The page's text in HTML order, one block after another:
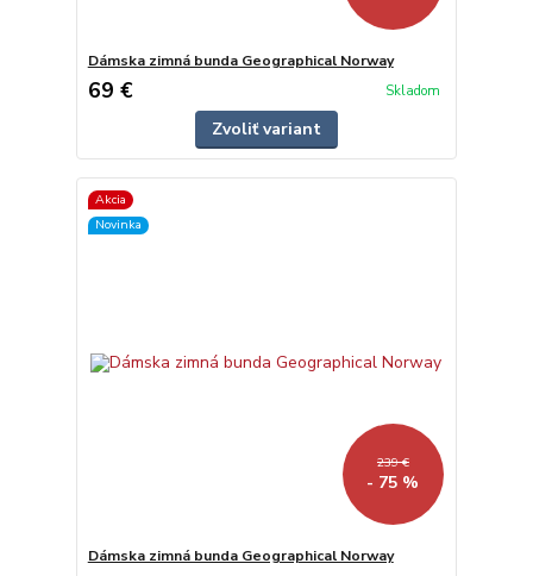
Dámska zimná bunda Geographical Norway
69 € Skladom
Zvoliť variant
Akcia
Novinka
239 €
- 75 %
Dámska zimná bunda Geographical Norway